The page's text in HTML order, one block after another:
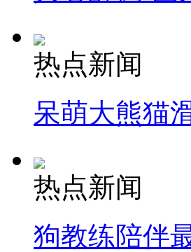
热点新闻
呆萌大熊猫
热点新闻
狗教练陪伴